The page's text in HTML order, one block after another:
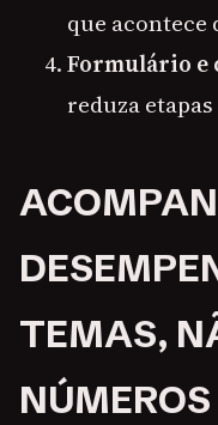
que acontece
Formulário e
reduza
TEMAS,
NÚMEROS